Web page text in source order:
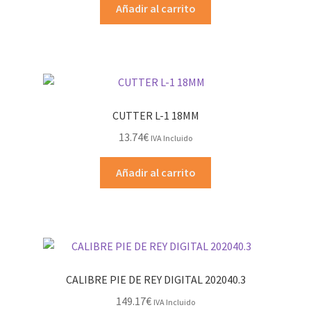
Añadir al carrito
CUTTER L-1 18MM
13.74€ IVA Incluido
Añadir al carrito
CALIBRE PIE DE REY DIGITAL 202040.3
149.17€ IVA Incluido